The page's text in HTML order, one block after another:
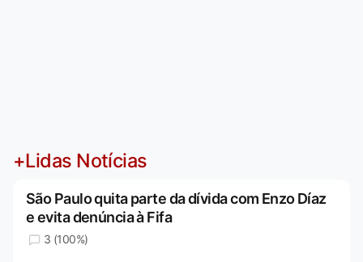
+Lidas Notícias
São Paulo quita parte da dívida com Enzo Díaz
e evita denúncia à Fifa
3 (100%)